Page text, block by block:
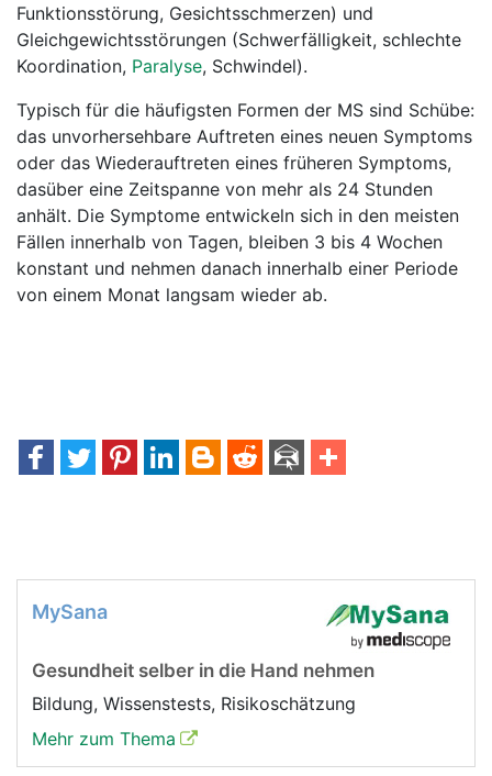
Funktionsstörung, Gesichtsschmerzen) und
Gleichgewichtsstörungen (Schwerfälligkeit, schlechte
Koordination, Paralyse, Schwindel).
Typisch für die häufigsten Formen der MS sind Schübe:
das unvorhersehbare Auftreten eines neuen Symptoms
oder das Wiederauftreten eines früheren Symptoms,
dasüber eine Zeitspanne von mehr als 24 Stunden
anhält. Die Symptome entwickeln sich in den meisten
Fällen innerhalb von Tagen, bleiben 3 bis 4 Wochen
konstant und nehmen danach innerhalb einer Periode
von einem Monat langsam wieder ab.
MySana
Gesundheit selber in die Hand nehmen
Bildung, Wissenstests, Risikoschätzung
Mehr zum Thema